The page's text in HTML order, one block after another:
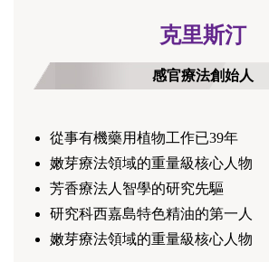
克里斯汀
感官療法創始人
從事有機藥用植物工作已39年
嫩芽療法領域的重量級核心人物
芳香療法人智學的研究先驅
研究科西嘉島特色精油的第一人
嫩芽療法領域的重量級核心人物